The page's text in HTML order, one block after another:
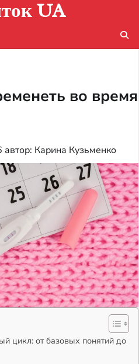
UA
во время
автор: Карина Кузьменко
цикл: от базовых понятий до